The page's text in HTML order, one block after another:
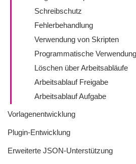
Schreibschutz
Fehlerbehandlung
Verwendung von Skripten
Programmatische Verwendung
Löschen über Arbeitsabläufe
Arbeitsablauf Freigabe
Arbeitsablauf Aufgabe
Vorlagenentwicklung
Plugin-Entwicklung
Erweiterte JSON-Unterstützung